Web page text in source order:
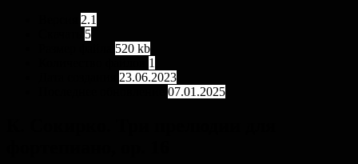
2.1
5
520 kb
1
23.06.2023
07.01.2025